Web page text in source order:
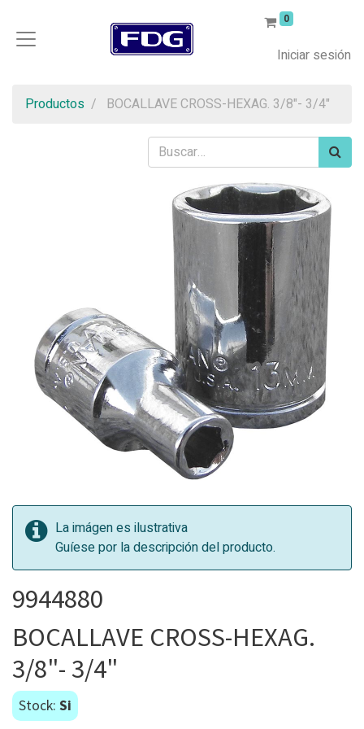
0
Iniciar sesión
Productos BOCALLAVE CROSS-HEXAG. 3/8"- 3/4"
La imágen es ilustrativa
Guíese por la descripción del producto.
9944880
BOCALLAVE CROSS-HEXAG.
3/8"- 3/4"
Stock: Si